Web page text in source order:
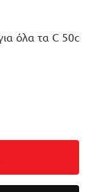
όλα τα C 50c